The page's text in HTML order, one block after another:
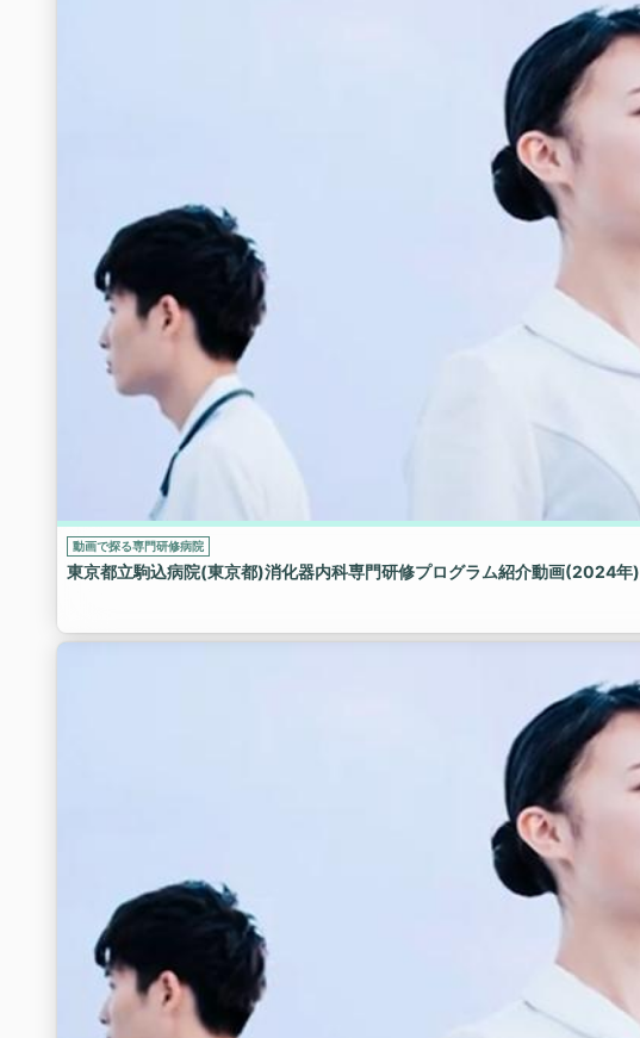
動画で探る専門研修病院
東京都立駒込病院(東京都)消化器内科専門研修プログラム紹介動画(2024年)